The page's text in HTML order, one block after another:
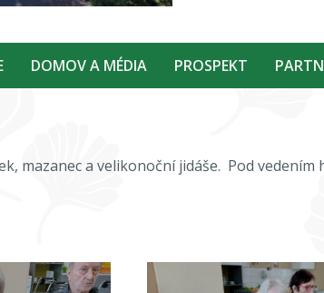
DOMOV A MÉDIA PROSPEKT
mazanec a velikonoční jidáše. Pod